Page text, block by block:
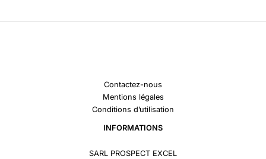
Contactez-nous
Mentions légales
Conditions d’utilisation
INFORMATIONS
SARL PROSPECT EXCEL